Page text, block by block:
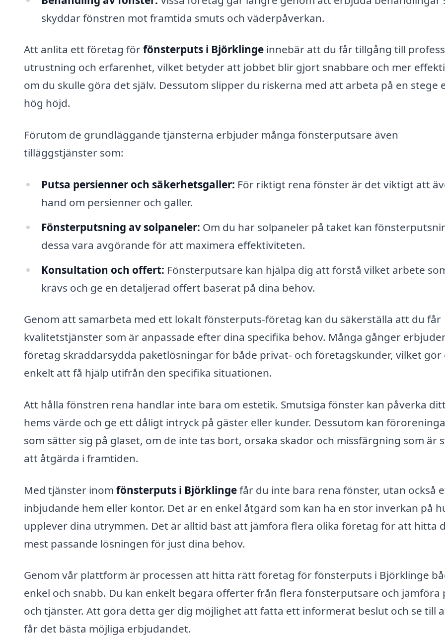
skyddar fönstren mot framtida smuts och väderpåverkan.
Att anlita ett företag förfönsterputs i Björklinge innebär att du får tillgång till
utrustning och erfarenhet, vilket betyder att jobbet blir gjort snabbare och mer
om du skulle göra det själv. Dessutom slipper du riskerna med att arbeta på en stege
hög höjd.
Förutom de grundläggande tjänsterna erbjuder många fönsterputsare även
tilläggstjänster som:
Putsa persienner och säkerhetsgaller: För riktigt rena fönster är det viktigt att
hand om persienner och galler.
Fönsterputsning av solpaneler: Om du har solpaneler på taket kan
dessa vara avgörande för att maximera effektiviteten.
Konsultation och offert: Fönsterputsare kan hjälpa dig att förstå vilket arbete
krävs och ge en detaljerad offert baserat på dina behov.
Genom att samarbeta med ett lokalt fönsterputs-företag kan du säkerställa att du får
kvalitetstjänster som är anpassade efter dina specifika behov. Många gånger
företag skräddarsydda paketlösningar för både privat- och företagskunder, vilket gör
enkelt att få hjälp utifrån den specifika situationen.
Att hålla fönstren rena handlar inte bara om estetik. Smutsiga fönster kan påverka ditt
hems värde och ge ett dåligt intryck på gäster eller kunder. Dessutom kan
som sätter sig på glaset, om de inte tas bort, orsaka skador och missfärgning som är
att åtgärda i framtiden.
Med tjänster inom fönsterputs i Björklingefår du inte bara rena fönster, utan också
inbjudande hem eller kontor. Det är en enkel åtgärd som kan ha en stor inverkan på
upplever dina utrymmen. Det är alltid bäst att jämföra flera olika företag för att hitta
mest passande lösningen för just dina behov.
Genom vår plattform är processen att hitta rätt företag för fönsterputs i Björklinge
enkel och snabb. Du kan enkelt begära offerter från flera fönsterputsare och jämföra
och tjänster. Att göra detta ger dig möjlighet att fatta ett informerat beslut och se till
får det bästa möjliga erbjudandet.